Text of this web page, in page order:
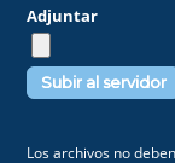
Adjuntar
Los archivos no